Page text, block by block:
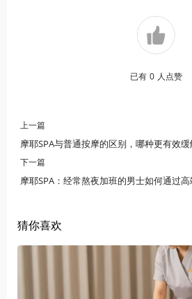
已有 0 人点赞
上一篇
摩耶SPA与普通按摩的区别，哪种更有效缓
下一篇
猜你喜欢